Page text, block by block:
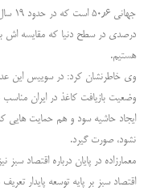
هستیم.
وضعیت بازیافت کاغذ در ایران
ایجاد حاشیه سود و هم حمایت هایی که
نشود، صورت گیرد.
معمارزاده در پایان درباره اقتصاد
اقتصاد سبز بر پایه توسعه پایدار